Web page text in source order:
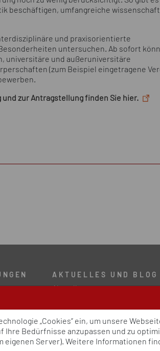
„Cookies” ein, um unsere
Ihre Bedürfnisse anzupassen und zu
eigenen Server). Weitere Informationen
beschäftigen, umfangreiche
und praxisorientierte
untersuchen. Ab sofort
universitäre und außeruniversitäre
(zum Beispiel eingetragene
zur Antragstellung finden Sie hier.
AKTUELLES UND BLOG
Aktuelles